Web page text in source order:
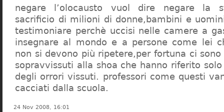
negare l’olocausto vuol dire negare la
sacrificio di milioni di donne,bambini e
testimoniare perchè uccisi nelle camere a
insegnare al mondo e a persone come lei
non si devono più ripetere,per fortuna ci
sopravvissuti alla shoa che hanno riferito
degli orrori vissuti. professori come questi
cacciati dalla scuola.
24 Nov 2008, 16:01